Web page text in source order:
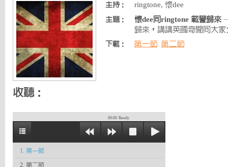
主持： ringtone, 懷dee
主題： 懷dee同ringtone 載譽歸來
歸來，講講英國奇聞同大
下載： 第一節 第二節
收聽：
00:00 Ready
1. 第一節
2. 第二節